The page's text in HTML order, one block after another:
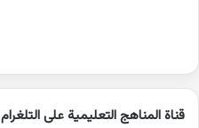
قناة المناهج التعليمية على التلغرام